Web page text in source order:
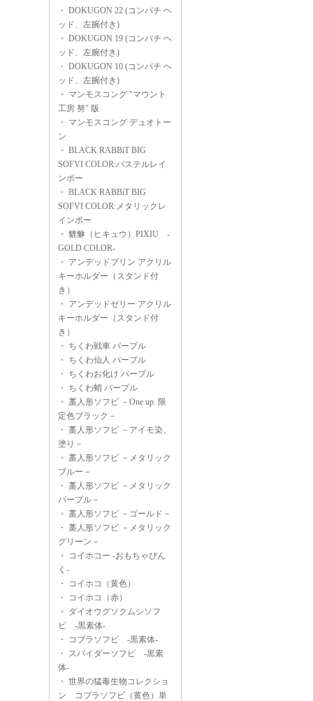
・ DOKUGON 22 (コンパチ ヘ
ッド、左腕付き)
・ DOKUGON 19 (コンパチ ヘ
ッド、左腕付き)
・ DOKUGON 10 (コンパチ ヘ
ッド、左腕付き)
・ マンモスコング "マウント
工房 努" 版
・ マンモスコング デュオトー
ン
・ BLACK RABBiT BIG
SOFVI COLOR:パステルレイ
ンボー
・ BLACK RABBiT BIG
SOFVI COLOR:メタリックレ
インボー
・ 貔貅（ヒキュウ）PIXIU -
GOLD COLOR-
・ アンデッドプリン アクリル
キーホルダー（スタンド付
き）
・ アンデッドゼリー アクリル
キーホルダー（スタンド付
き）
・ ちくわ戦車 パープル
・ ちくわ仙人 パープル
・ ちくわお化け パープル
・ ちくわ蛸 パープル
・ 藁人形ソフビ －One up. 限
定色ブラック－
・ 藁人形ソフビ －アイモ染、
塗り－
・ 藁人形ソフビ －メタリック
ブルー－
・ 藁人形ソフビ －メタリック
パープル－
・ 藁人形ソフビ －ゴールド－
・ 藁人形ソフビ －メタリック
グリーン－
・
コイホコー -おもちゃぴん
く-
・
コイホコ（黄色）
・
コイホコ（赤）
・ ダイオウグソクムシソフ
ビ -黒素体-
・
コブラソフビ -黒素体-
・ スパイダーソフビ -黒素
体-
・ 世界の猛毒生物コレクショ
ン コブラソフビ（黄色）単